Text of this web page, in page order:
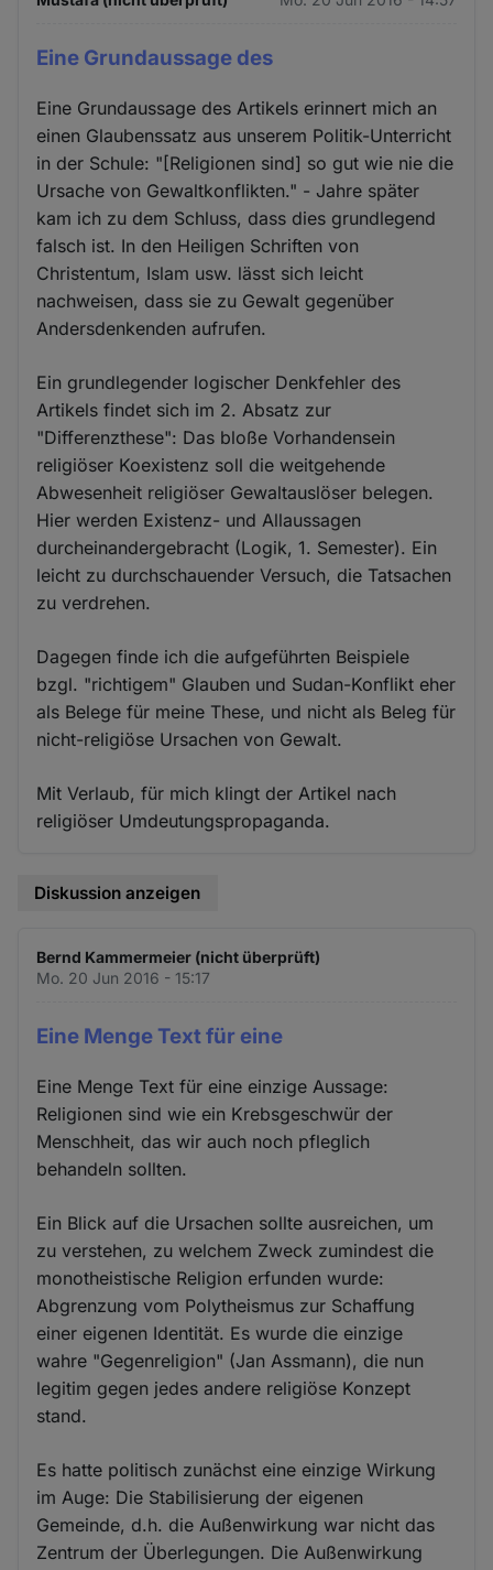
Eine Grundaussage des
Eine Grundaussage des Artikels erinnert mich an
einen Glaubenssatz aus unserem Politik-Unterricht
in der Schule: "[Religionen sind] so gut wie nie die
Ursache von Gewaltkonflikten." - Jahre später
kam ich zu dem Schluss, dass dies grundlegend
falsch ist. In den Heiligen Schriften von
Christentum, Islam usw. lässt sich leicht
nachweisen, dass sie zu Gewalt gegenüber
Andersdenkenden aufrufen.
Ein grundlegender logischer Denkfehler des
Artikels findet sich im 2. Absatz zur
"Differenzthese": Das bloße Vorhandensein
religiöser Koexistenz soll die weitgehende
Abwesenheit religiöser Gewaltauslöser belegen.
Hier werden Existenz- und Allaussagen
durcheinandergebracht (Logik, 1. Semester). Ein
leicht zu durchschauender Versuch, die Tatsachen
zu verdrehen.
Dagegen finde ich die aufgeführten Beispiele
bzgl. "richtigem" Glauben und Sudan-Konflikt eher
als Belege für meine These, und nicht als Beleg für
nicht-religiöse Ursachen von Gewalt.
Mit Verlaub, für mich klingt der Artikel nach
religiöser Umdeutungspropaganda.
Diskussion anzeigen
Bernd Kammermeier (nicht überprüft)
Mo. 20 Jun 2016 - 15:17
Eine Menge Text für eine
Eine Menge Text für eine einzige Aussage:
Religionen sind wie ein Krebsgeschwür der
Menschheit, das wir auch noch pfleglich
behandeln sollten.
Ein Blick auf die Ursachen sollte ausreichen, um
zu verstehen, zu welchem Zweck zumindest die
monotheistische Religion erfunden wurde:
Abgrenzung vom Polytheismus zur Schaffung
einer eigenen Identität. Es wurde die einzige
wahre "Gegenreligion" (Jan Assmann), die nun
legitim gegen jedes andere religiöse Konzept
stand.
Es hatte politisch zunächst eine einzige Wirkung
im Auge: Die Stabilisierung der eigenen
Gemeinde, d.h. die Außenwirkung war nicht das
Zentrum der Überlegungen. Die Außenwirkung